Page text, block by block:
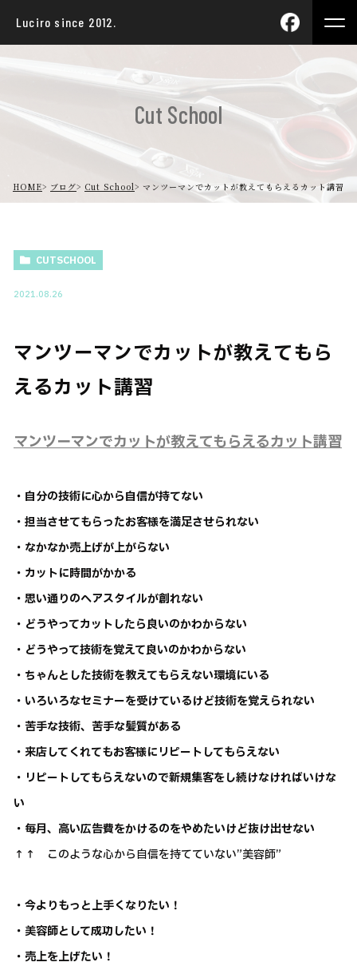
Luciro since 2012.
Cut School
HOME ブログ Cut School マンツーマンでカットが教えてもらえるカット講習
CUTSCHOOL
2021.08.26
マンツーマンでカットが教えてもら
えるカット講習
マンツーマンでカットが教えてもらえるカット講習
・自分の技術に心から自信が持てない
・担当させてもらったお客様を満足させられない
・なかなか売上げが上がらない
・カットに時間がかかる
・思い通りのヘアスタイルが創れない
・どうやってカットしたら良いのかわからない
・どうやって技術を覚えて良いのかわからない
・ちゃんとした技術を教えてもらえない環境にいる
・いろいろなセミナーを受けているけど技術を覚えられない
・苦手な技術、苦手な髪質がある
・来店してくれてもお客様にリピートしてもらえない
・リピートしてもらえないので新規集客をし続けなければいけな
い
・毎月、高い広告費をかけるのをやめたいけど抜け出せない
↑↑ このような心から自信を持てていない”美容師”
・今よりもっと上手くなりたい！
・美容師として成功したい！
・売上を上げたい！